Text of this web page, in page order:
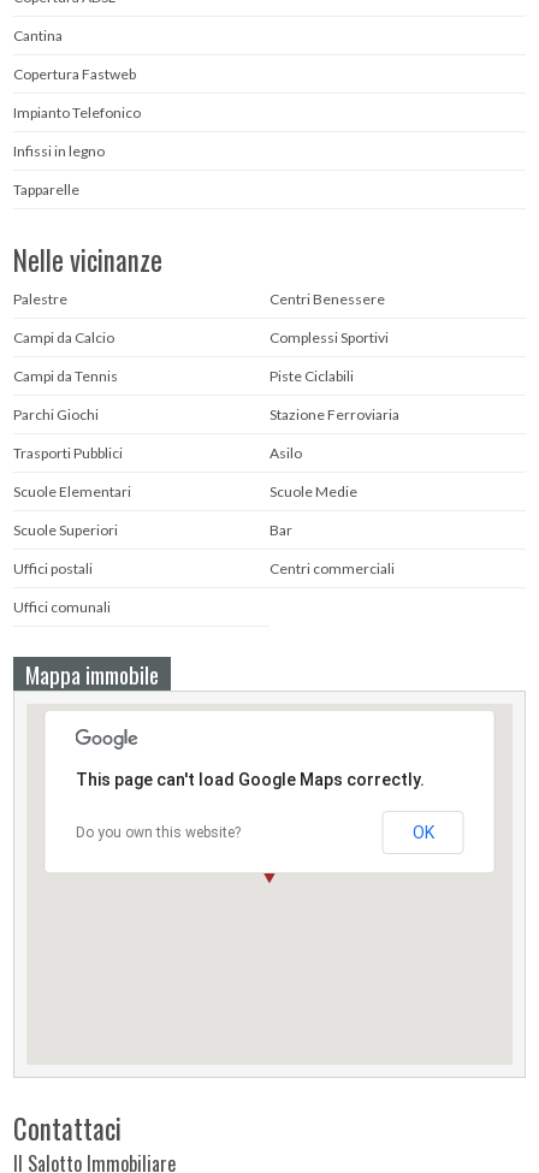
Cantina
Copertura Fastweb
Impianto Telefonico
Infissi in legno
Tapparelle
Nelle vicinanze
Palestre Centri Benessere
Campi da Calcio Complessi Sportivi
Campi da Tennis Piste Ciclabili
Parchi Giochi Stazione Ferroviaria
Trasporti Pubblici Asilo
Scuole Elementari Scuole Medie
Scuole Superiori Bar
Uffici postali Centri commerciali
Uffici comunali
Mappa immobile
This page can't load Google Maps correctly.
Do you own this website? OK
Contattaci
Il Salotto Immobiliare